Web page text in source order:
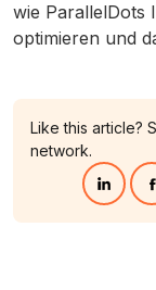
Like this article?
network.
wie ParallelDots
optimieren und